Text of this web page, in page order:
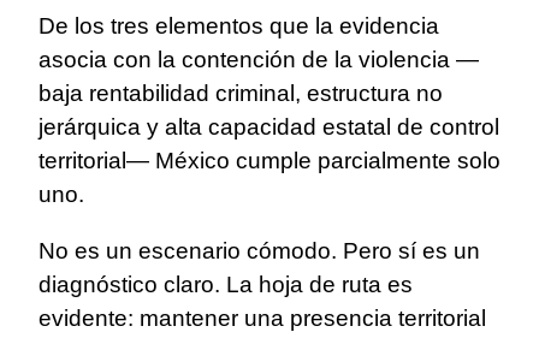
De los tres elementos que la evidencia
asocia con la contención de la violencia —
baja rentabilidad criminal, estructura no
jerárquica y alta capacidad estatal de control
territorial— México cumple parcialmente solo
uno.
No es un escenario cómodo. Pero sí es un
diagnóstico claro. La hoja de ruta es
evidente: mantener una presencia territorial